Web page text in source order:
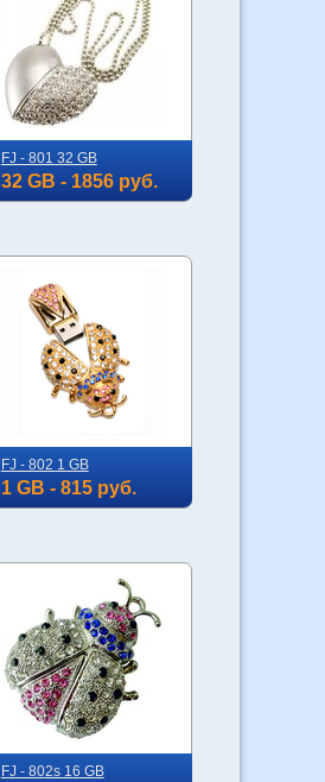
FJ - 801 32 GB
32 GB - 1856 руб.
FJ - 802 1 GB
1 GB - 815 руб.
FJ - 802s 16 GB